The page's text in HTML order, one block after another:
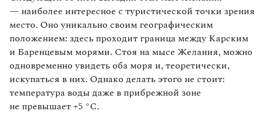
— наиболее интересное с туристической точки зрения
место. Оно уникально своим географическим
положением: здесь проходит граница между Карским
и Баренцевым морями. Стоя на мысе Желания, можно
одновременно увидеть оба моря и, теоретически,
искупаться в них. Однако делать этого не стоит:
температура воды даже в прибрежной зоне
не превышает +5 °C.